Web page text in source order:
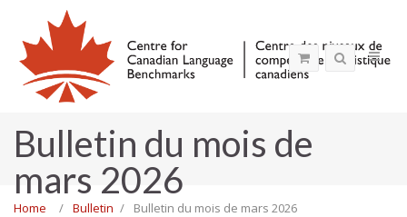
Bulletin du mois de
mars 2026
Home Bulletin Bulletin du mois de mars 2026